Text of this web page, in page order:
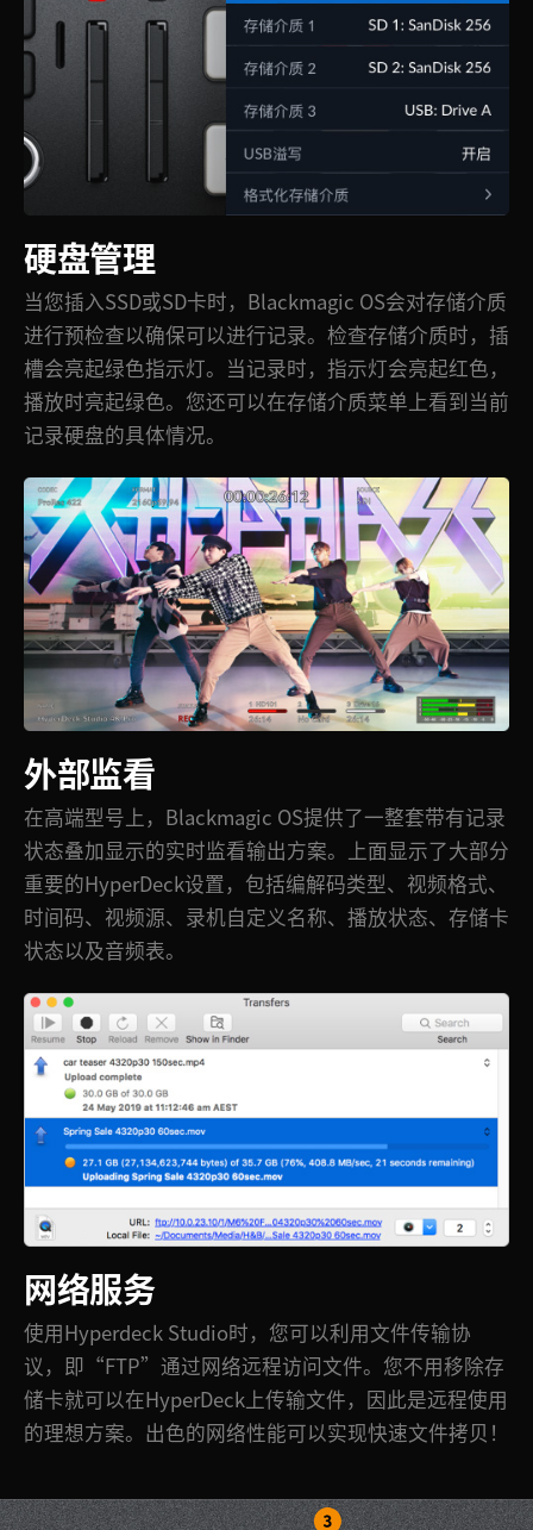
Ukraine
United States
硬盘管理
当您插入SSD或SD卡时，Blackmagic OS会对存储介质
进行预检查以确保可以进行记录。检查存储介质时，插
槽会亮起绿色指示灯。当记录时，指示灯会亮起红色，
播放时亮起绿色。您还可以在存储介质菜单上看到当前
记录硬盘的具体情况。
外部监看
在高端型号上，Blackmagic OS提供了一整套带有记录
状态叠加显示的实时监看输出方案。上面显示了大部分
重要的HyperDeck设置，包括编解码类型、视频格式、
时间码、视频源、录机自定义名称、播放状态、存储卡
状态以及音频表。
网络服务
使用Hyperdeck Studio时，您可以利用文件传输协
议，即“FTP”通过网络远程访问文件。您不用移除存
储卡就可以在HyperDeck上传输文件，因此是远程使用
的理想方案。出色的网络性能可以实现快速文件拷贝！